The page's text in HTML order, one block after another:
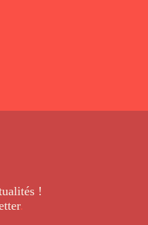
!
.